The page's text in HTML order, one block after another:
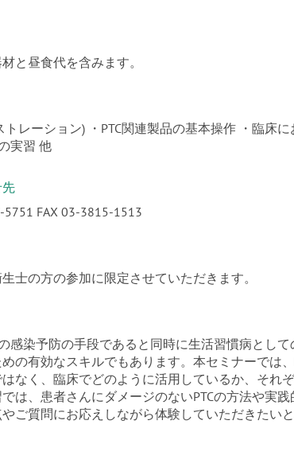
と昼食代を含みます。
レーション) ・PTC関連製品の基本操作 ・臨床に
実習 他
FAX 03-3815-1513
士の方の参加に限定させていただきます。
感染予防の手段であると同時に生活習慣病とし
の有効なスキルでもあります。本セミナーでは
なく、臨床でどのように活用しているか、それ
は、患者さんにダメージのないPTCの方法や実
ご質問にお応えしながら体験していただきたいと